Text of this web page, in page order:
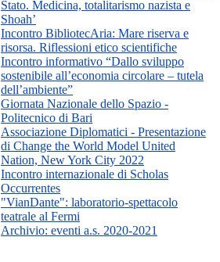
Stato. Medicina, totalitarismo nazista e
Shoah’
Incontro BibliotecAria: Mare riserva e
risorsa. Riflessioni etico scientifiche
Incontro informativo “Dallo sviluppo
sostenibile all’economia circolare – tutela
dell’ambiente”
Giornata Nazionale dello Spazio -
Politecnico di Bari
Associazione Diplomatici - Presentazione
di Change the World Model United
Nation, New York City 2022
Incontro internazionale di Scholas
Occurrentes
"VianDante": laboratorio-spettacolo
teatrale al Fermi
Archivio: eventi a.s. 2020-2021